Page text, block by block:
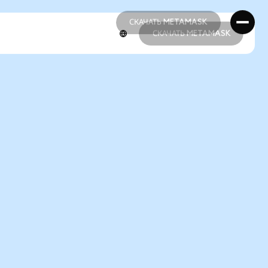
СКАЧАТЬ METAMASK
СКАЧАТЬ METAMASK
СКАЧАТЬ METAMASK